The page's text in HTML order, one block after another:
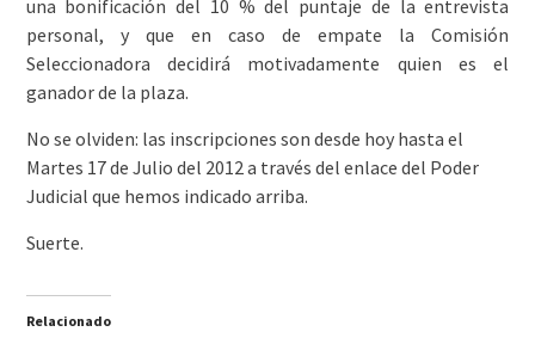
una bonificación del 10 % del puntaje de la entrevista
personal, y que en caso de empate la Comisión
Seleccionadora decidirá motivadamente quien es el
ganador de la plaza.
No se olviden: las inscripciones son desde hoy hasta el
Martes 17 de Julio del 2012 a través del enlace del Poder
Judicial que hemos indicado arriba.
Suerte.
Relacionado